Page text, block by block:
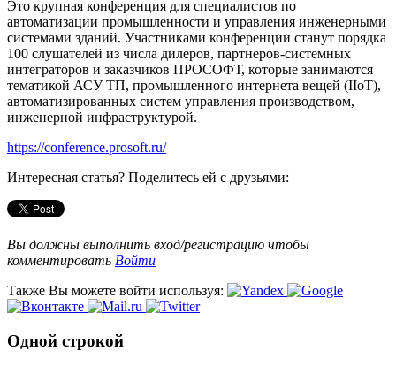
Это крупная конференция для специалистов по
автоматизации промышленности и управления инженерными
системами зданий. Участниками конференции станут порядка
100 слушателей из числа дилеров, партнеров-системных
интеграторов и заказчиков ПРОСОФТ, которые занимаются
тематикой АСУ ТП, промышленного интернета вещей (IIoT),
автоматизированных систем управления производством,
инженерной инфраструктурой.
https://conference.prosoft.ru/
Интересная статья? Поделитесь ей с друзьями:
Вы должны выполнить вход/регистрацию чтобы
комментировать Войти
Также Вы можете войти используя:
Одной строкой